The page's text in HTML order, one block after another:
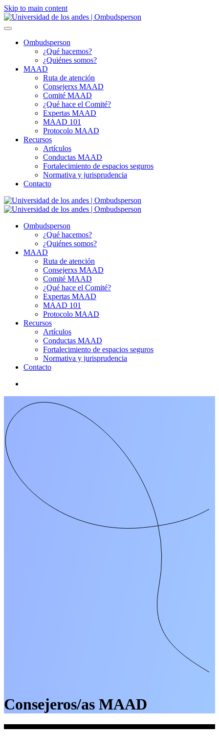
Skip to main content
Ombudsperson
¿Qué hacemos?
¿Quiénes somos?
MAAD
Ruta de atención
Consejerxs MAAD
Comité MAAD
¿Qué hace el Comité?
Expertas MAAD
MAAD 101
Protocolo MAAD
Recursos
Artículos
Conductas MAAD
Fortalecimiento de espacios seguros
Normativa y jurisprudencia
Contacto
Ombudsperson
¿Qué hacemos?
¿Quiénes somos?
MAAD
Ruta de atención
Consejerxs MAAD
Comité MAAD
¿Qué hace el Comité?
Expertas MAAD
MAAD 101
Protocolo MAAD
Recursos
Artículos
Conductas MAAD
Fortalecimiento de espacios seguros
Normativa y jurisprudencia
Contacto
Consejeros/as MAAD